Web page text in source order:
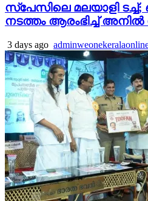
സ്‌പേസിലെ മലയാളി
നടത്തം ആരംഭിച്ച്
3 days ago